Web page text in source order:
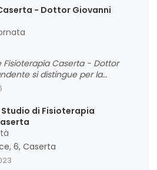
- Dottor Giovanni
Fisioterapia Caserta - Dottor
si distingue per la
competenza e disponibilità del
per l'attenzione personalizzata e
nei confronti dei pazienti. I
un alto livello di
dei trattamenti e
Come punti di
può considerare la giovane
Studio di Fisioterapia
6, Caserta